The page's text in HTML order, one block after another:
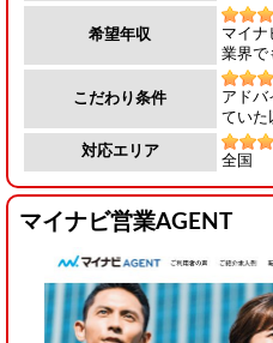
希望年収
マイナ
業界で
こだわり条件
アドバ
ていた
対応エリア
全国
マイナビ営業AGENT